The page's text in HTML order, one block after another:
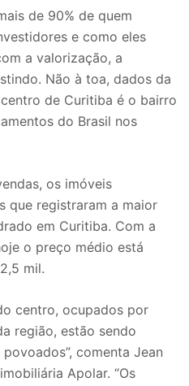
de 90% de quem
e como eles
a valorização, a
Não à toa, dados da
de Curitiba é o bairro
do Brasil nos
os imóveis
que registraram a maior
em Curitiba. Com a
o preço médio está
mil.
centro, ocupados por
região, estão sendo
comenta Jean
Apolar. “Os